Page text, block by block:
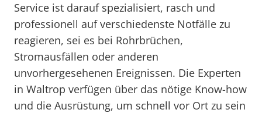
Service ist darauf spezialisiert, rasch und
professionell auf verschiedenste Notfälle zu
reagieren, sei es bei Rohrbrüchen,
Stromausfällen oder anderen
unvorhergesehenen Ereignissen. Die Experten
in Waltrop verfügen über das nötige Know-how
und die Ausrüstung, um schnell vor Ort zu sein